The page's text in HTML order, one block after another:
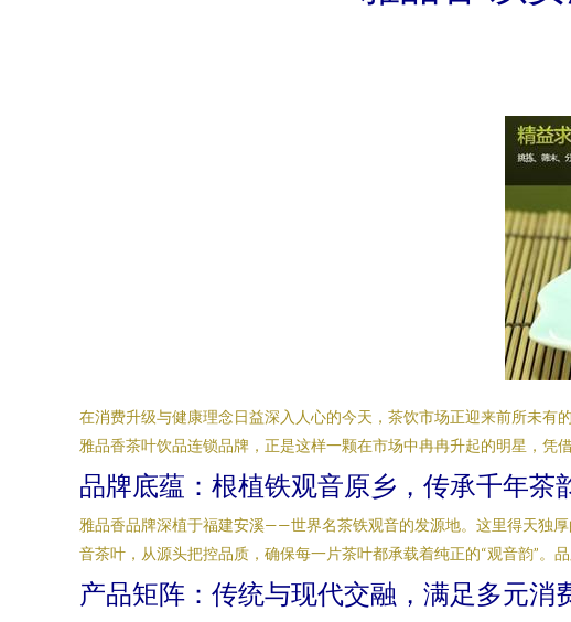
在消费升级与健康理念日益深入人心的今天，茶饮市场正迎来前所未有
雅品香茶叶饮品连锁品牌，正是这样一颗在市场中冉冉升起的明星，凭
品牌底蕴：根植铁观音原乡，传承千年茶
雅品香品牌深植于福建安溪——世界名茶铁观音的发源地。这里得天独
音茶叶，从源头把控品质，确保每一片茶叶都承载着纯正的“观音韵”。
产品矩阵：传统与现代交融，满足多元消